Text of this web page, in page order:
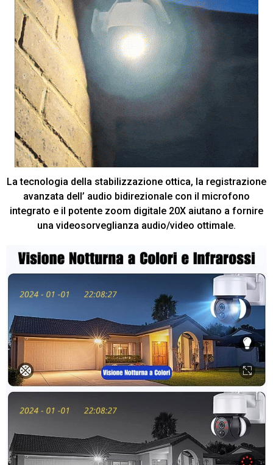
La tecnologia della stabilizzazione ottica, la registrazione
avanzata dell’ audio bidirezionale con il microfono
integrato e il potente zoom digitale 20X aiutano a fornire
una videosorveglianza audio/video ottimale.